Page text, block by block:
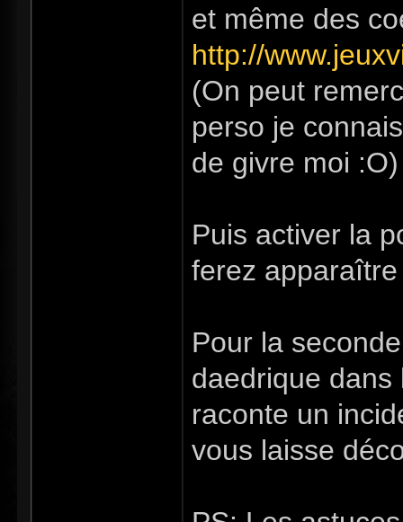
et même des
http://
(On peut
perso je
de givre moi :O)
Puis activer la
ferez
Pour la
daedrique dans
raconte un
vous laisse